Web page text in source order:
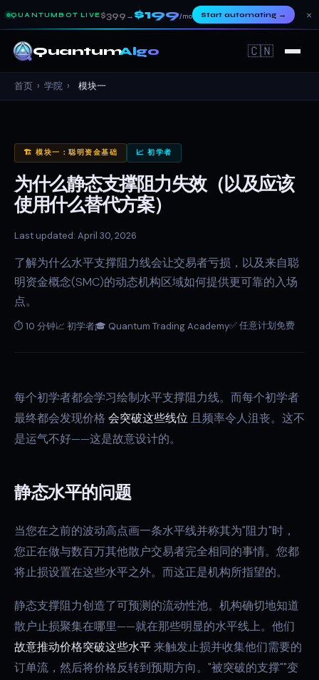
QUANTUMBOT LIVE $399 → $199/mo Start automating→ ×
QuantumAlgo 🇨🇳
首页 › 学院 › 模块一
🏗️ 模块一：聪明资金基础 📈 初学者
为什么静态支撑阻力失效（以及应该
使用什么替代方案）
Last updated: April 30, 2026
了解为什么水平支撑阻力线会让交易者亏损，以及来自聪
明资金概念(SMC)的动态机构区域如何提供更可靠的入场
点。
⏱ 10 分钟📈 初学者🎓 Quantum Trading Academy✅ 任意计划免费
每个初学者都会学习绘制水平支撑阻力线。而每个初学者
最终都会发现价格 会突破这些线位 且频率令人沮丧。这不
是运气不好——这是故意设计的。
静态水平的问题
当您在之前的波动高点画一条水平线并称其为"阻力"时，
您正在做与数百万其他散户交易者完全相同的事情。您都
将止损设置在这些水平之外。而这正是机构所指望的。
静态支撑阻力创造了可预测的流动性池。机构确切地知道
散户止损聚集在哪里——就在那些明显的水平线上。他们
故意推动价格突破这些水平来触发止损并收集他们需要的
订单流，然后将价格反转到预期方向。"被突破的支撑""变